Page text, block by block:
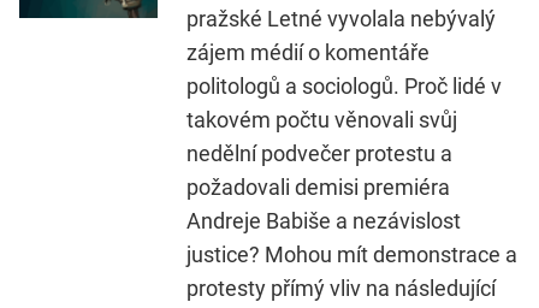
pražské Letné vyvolala nebývalý
zájem médií o komentáře
politologů a sociologů. Proč lidé v
takovém počtu věnovali svůj
nedělní podvečer protestu a
požadovali demisi premiéra
Andreje Babiše a nezávislost
justice? Mohou mít demonstrace a
protesty přímý vliv na následující